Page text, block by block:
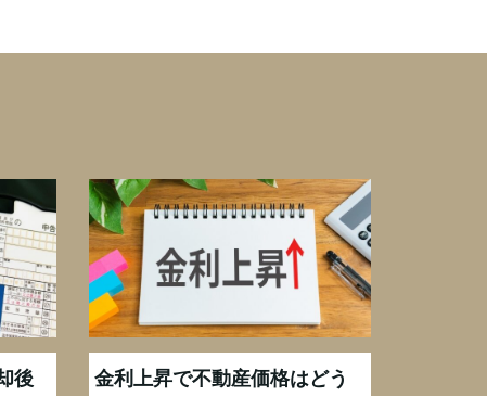
後
金利上昇で不動産価格はどう